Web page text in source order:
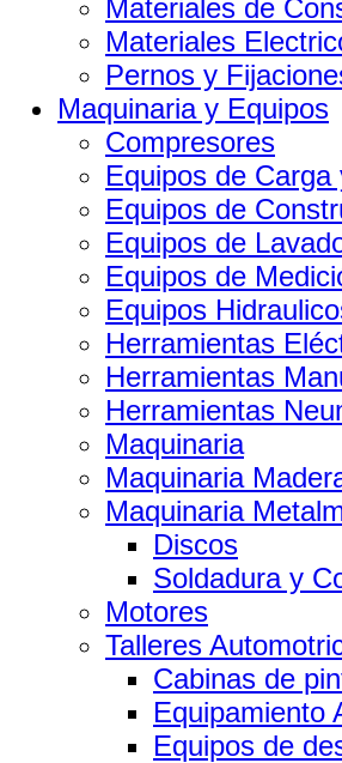
Materiales de
Materiales
Pernos y
Maquinaria y Equipos
Compresores
Equipos de Carga
Equipos de
Equipos de
Equipos de
Equipos
Herramientas
Herramientas
Herramientas
Maquinaria
Maquinaria
Maquinaria
Discos
Soldadura y
Motores
Talleres
Cabinas de
Equipamiento
Equipos de